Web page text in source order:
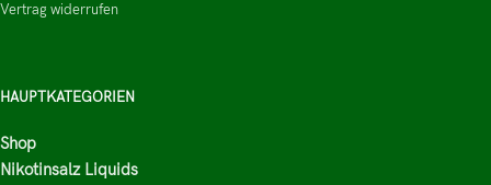
Vertrag widerrufen
HAUPTKATEGORIEN
Shop
Nikotinsalz Liquids